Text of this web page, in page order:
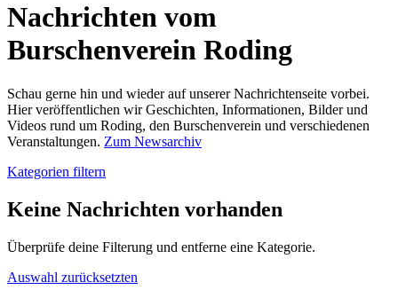
Nachrichten vom
Burschenverein Roding
Schau gerne hin und wieder auf unserer Nachrichtenseite vorbei.
Hier veröffentlichen wir Geschichten, Informationen, Bilder und
Videos rund um Roding, den Burschenverein und verschiedenen
Veranstaltungen. Zum Newsarchiv
Kategorien filtern
Keine Nachrichten vorhanden
Überprüfe deine Filterung und entferne eine Kategorie.
Auswahl zurücksetzten